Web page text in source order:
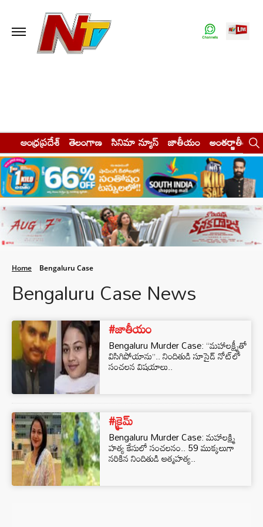
ఆంధ్రప్రదేశ్ తెలంగాణ సినిమా న్యూస్ జాతీయం అంతర్జాతీయం
Home Bengaluru Case
Bengaluru Case News
#జాతీయం
Bengaluru Murder Case: “మహాలక్ష్మీతో
విసిగిపోయాను”.. నిందితుడి సూసైడ్ నోట్‌లో
సంచలన విషయాలు..
#క్రైమ్
Bengaluru Murder Case: మహాలక్ష్మి
హత్య కేసులో సంచలనం.. 59 ముక్కలుగా
నరికిన నిందితుడి ఆత్మహత్య..